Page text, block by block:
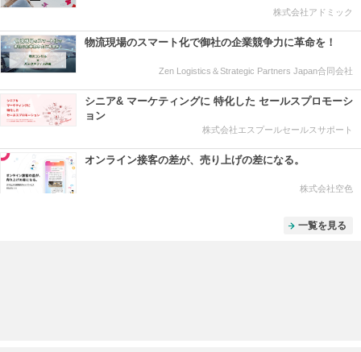
株式会社アドミック
物流現場のスマート化で御社の企業競争力に革命を！
Zen Logistics＆Strategic Partners Japan合同会社
シニア& マーケティングに 特化した セールスプロモーシ
ョン
株式会社エスプールセールスサポート
オンライン接客の差が、売り上げの差になる。
株式会社空色
一覧を見る